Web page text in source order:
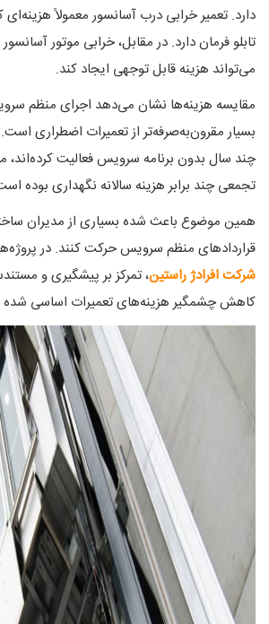
دارد. تعمیر خرابی درب آسانسور معمولاً هزینه‌ای
تابلو فرمان دارد. در مقابل، خرابی موتور
می‌تواند هزینه قابل توجهی ایجاد کند.
مقایسه هزینه‌ها نشان می‌دهد اجرای منظم
بسیار مقرون‌به‌صرفه‌تر از تعمیرات اضطراری
چند سال بدون برنامه سرویس فعالیت کرده‌اند،
تجمعی چند برابر هزینه سالانه نگهداری بوده
همین موضوع باعث شده بسیاری از مدیران
قراردادهای منظم سرویس حرکت کنند. در
شرکت افرادژ راستین، تمرکز بر پیشگیری و
کاهش چشمگیر هزینه‌های تعمیرات اساسی